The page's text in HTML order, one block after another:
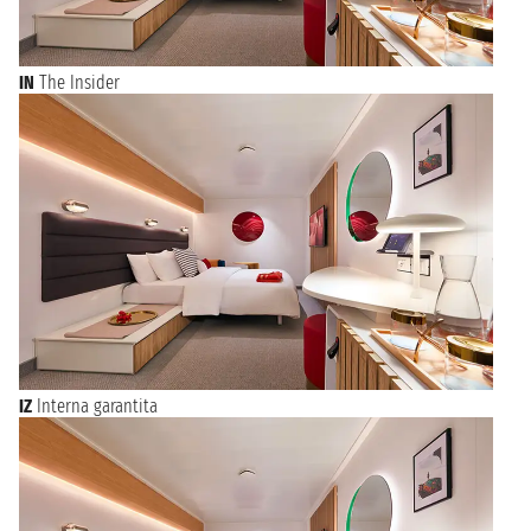
prima o dopo la tua crociera. Sfoglia le offerte e prenota la
vacanza che hai sempre sognato da Miami!
IN The Insider
IZ Interna garantita